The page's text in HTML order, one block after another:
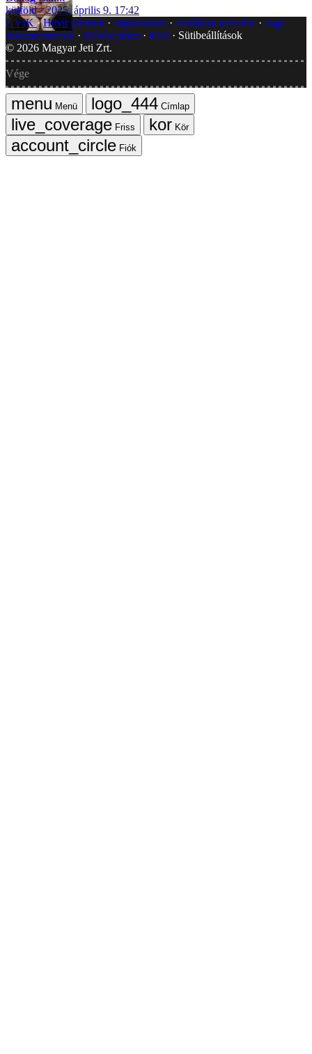
külföld
2025. április 9. 17:42
GYIK Hibát jelentek Impresszum Javítások kezelése
Jogi
dokumentumok
Médiaajánlat RSS
Sütibeállítások
© 2026 Magyar Jeti Zrt.
Vége
Menü
Címlap
Friss
Kör
Fiók